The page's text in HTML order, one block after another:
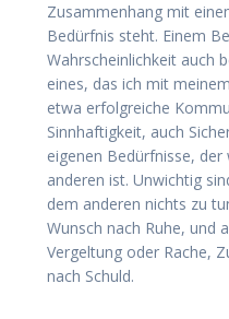
Zusammenhang mit
Bedürfnis steht. Einem
Wahrscheinlichkeit auch
eines, das ich mit
etwa erfolgreiche
Sinnhaftigkeit, auch
eigenen Bedürfnisse,
anderen ist. Unwichtig
dem anderen nichts zu
Wunsch nach Ruhe, und
Vergeltung oder Rache,
nach Schuld.